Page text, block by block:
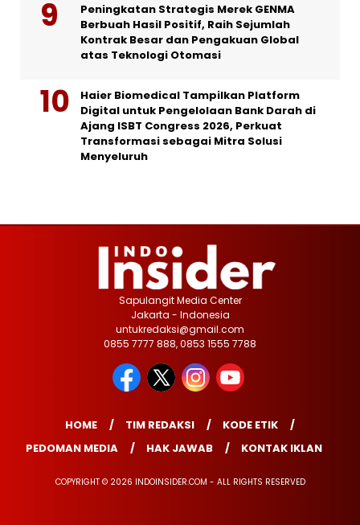
Peningkatan Strategis Merek GENMA
Berbuah Hasil Positif, Raih Sejumlah
Kontrak Besar dan Pengakuan Global
atas Teknologi Otomasi
Haier Biomedical Tampilkan Platform
Digital untuk Pengelolaan Bank Darah di
Ajang ISBT Congress 2026, Perkuat
Transformasi sebagai Mitra Solusi
Menyeluruh
Sapulangit Media Center
Jakarta - Indonesia
untukredaksi@gmail.com
0855 7777 888, 0853 1555 7788
HOME TIM REDAKSI
KODE ETIK
PEDOMAN MEDIA
HAK JAWAB KONTAK IKLAN
COPYRIGHT © 2026 INDOINSIDER.COM - ALL RIGHTS RESERVED